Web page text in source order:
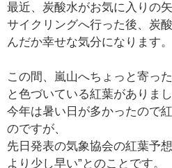
最近、炭酸水がお気に入りの矢
サイクリングへ行った後、炭
んだか幸せな気分になります。
この間、嵐山へちょっと寄っ
と色づいている紅葉がありまし
今年は暑い日が多かったので
のですが、
先日発表の気象協会の紅葉予
より少し早い”とのことです。
現
在
の
品
数
：
0